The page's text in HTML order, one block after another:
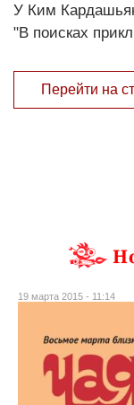
У Ким
"В поисках
Перейти на
19 марта 2015 - 11:14